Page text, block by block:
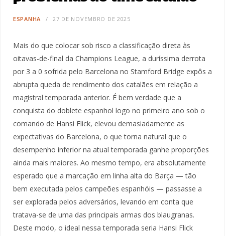
ESPANHA 27 DE NOVEMBRO DE 2025
Mais do que colocar sob risco a classificação direta às
oitavas-de-final da Champions League, a duríssima derrota
por 3 a 0 sofrida pelo Barcelona no Stamford Bridge expôs a
abrupta queda de rendimento dos catalães em relação a
magistral temporada anterior. É bem verdade que a
conquista do doblete espanhol logo no primeiro ano sob o
comando de Hansi Flick, elevou demasiadamente as
expectativas do Barcelona, o que torna natural que o
desempenho inferior na atual temporada ganhe proporções
ainda mais maiores. Ao mesmo tempo, era absolutamente
esperado que a marcação em linha alta do Barça — tão
bem executada pelos campeões espanhóis — passasse a
ser explorada pelos adversários, levando em conta que
tratava-se de uma das principais armas dos blaugranas.
Deste modo, o ideal nessa temporada seria Hansi Flick